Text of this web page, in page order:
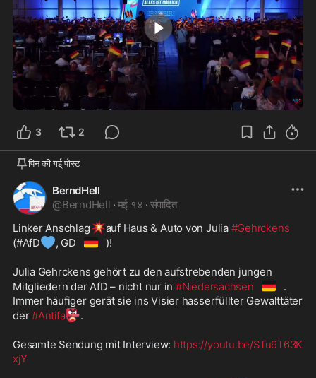
1:04
3 2
पिन की गई् पोस्ट
BerndHell
@BerndHell · मई १४ · संपादित
Linker Anschlag💥auf Haus & Auto von Julia #Gehrckens
(#AfD💙, GD 🇩🇪 )!
Julia Gehrckens gehört zu den aufstrebenden jungen
Mitgliedern der AfD – nicht nur in #Niedersachsen 🇩🇪
.
Immer häufiger gerät sie ins Visier hasserfüllter Gewalttäter
der #Antifa👺.
Gesamte Sendung mit Interview: https://youtu.be/STu9T63K
xjY